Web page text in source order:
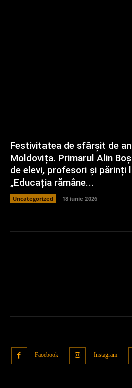
Festivitatea de sfârșit de
Moldovița. Primarul Alin
de elevi, profesori și părinți
„Educația rămâne...
Uncategorized 18 iunie 2026
Facebook Instagram